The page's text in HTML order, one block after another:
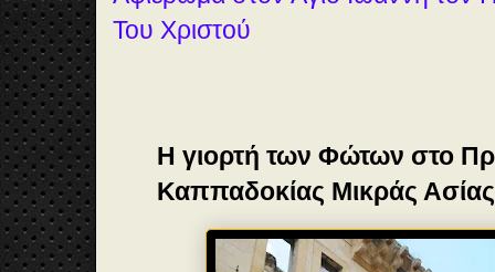
Του Χριστού
H γιορτή των Φώτων στο
Καππαδοκίας Μικράς Ασίας